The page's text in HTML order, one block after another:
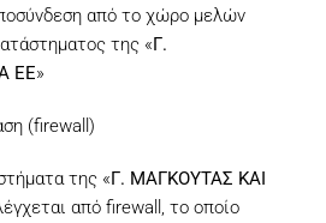
από το χώρο μελών
της «Γ.
ΕΕ»
(firewall)
της «Γ. ΜΑΓΚΟΥΤΑΣ ΚΑΙ
από firewall, το οποίο